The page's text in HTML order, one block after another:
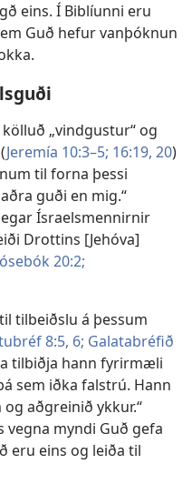
eins. Í Biblíunni eru
Guð hefur vanþóknun
„vindgustur“ og
Jeremía 10:3–5; 16:19, 20)
til forna þessi
guði en mig.“
Ísraelsmennirnir
Drottins [Jehóva]
20:2;
tilbeiðslu á þessum
8:5, 6; Galatabréfið
tilbiðja hann fyrirmæli
sem iðka falstrú. Hann
aðgreinið ykkur.“
vegna myndi Guð gefa
eins og leiða til